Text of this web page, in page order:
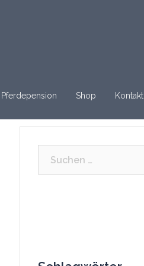
Pferdepension Shop Kontakt